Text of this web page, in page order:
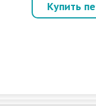
Купить